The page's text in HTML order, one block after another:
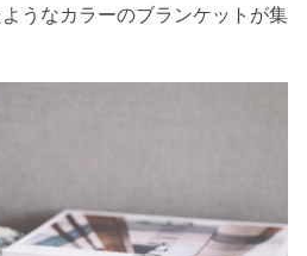
うなカラーのブランケットが集